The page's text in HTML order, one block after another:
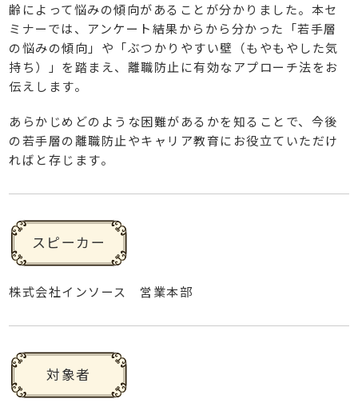
齢によって悩みの傾向があることが分かりました。本セ
ミナーでは、アンケート結果からから分かった「若手層
の悩みの傾向」や「ぶつかりやすい壁（もやもやした気
持ち）」を踏まえ、離職防止に有効なアプローチ法をお
伝えします。
あらかじめどのような困難があるかを知ることで、今後
の若手層の離職防止やキャリア教育にお役立ていただけ
ればと存じます。
スピーカー
株式会社インソース 営業本部
対象者